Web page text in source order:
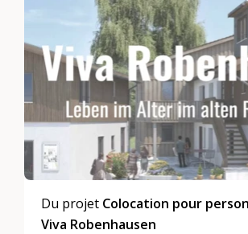
Du projet Colocation pour
Viva Robenhausen